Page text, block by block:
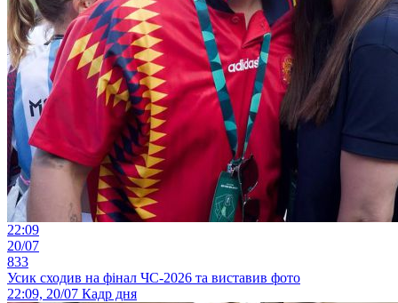
22:09
20/07
833
Усик сходив на фінал ЧС-2026 та виставив фото
22:09, 20/07 Кадр дня